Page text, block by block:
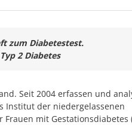
zum Diabetestest.
2 Diabetes
Seit 2004 erfassen und
Institut der niedergelassenen
mit Gestationsdiabetes